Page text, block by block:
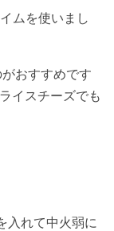
ムを使いまし
おすすめです
イスチーズでも
入れて中火弱に